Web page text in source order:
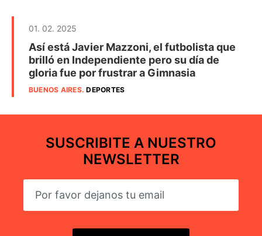
01. 02. 2025
Así está Javier Mazzoni, el futbolista que
brilló en Independiente pero su día de
gloria fue por frustrar a Gimnasia
BUENOS AIRES.DEPORTES
SUSCRIBITE A NUESTRO
NEWSLETTER